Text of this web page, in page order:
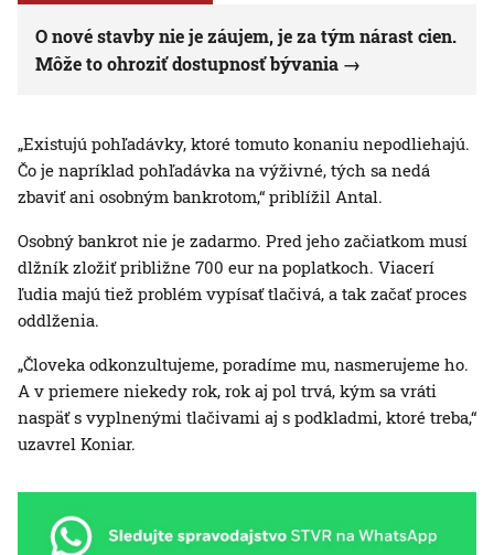
O nové stavby nie je záujem, je za tým nárast cien.
Môže to ohroziť dostupnosť bývania
„Existujú pohľadávky, ktoré tomuto konaniu nepodliehajú.
Čo je napríklad pohľadávka na výživné, tých sa nedá
zbaviť ani osobným bankrotom,“ priblížil Antal.
Osobný bankrot nie je zadarmo. Pred jeho začiatkom musí
dlžník zložiť približne 700 eur na poplatkoch. Viacerí
ľudia majú tiež problém vypísať tlačivá, a tak začať proces
oddlženia.
„Človeka odkonzultujeme, poradíme mu, nasmerujeme ho.
A v priemere niekedy rok, rok aj pol trvá, kým sa vráti
naspäť s vyplnenými tlačivami aj s podkladmi, ktoré treba,“
uzavrel Koniar.